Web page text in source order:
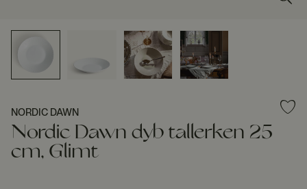
NORDIC DAWN
Nordic Dawn dyb tallerken 25
cm, Glimt